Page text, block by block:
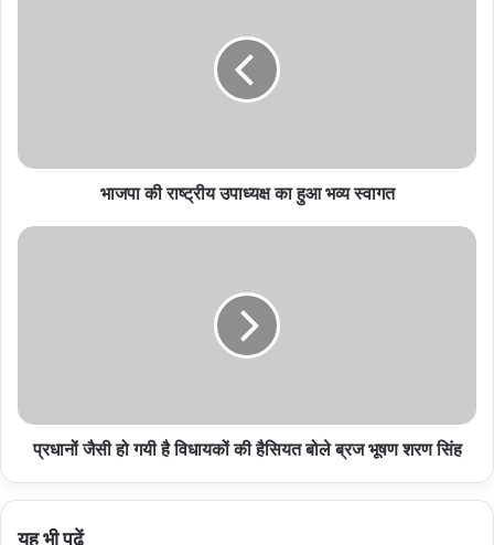
भाजपा की राष्ट्रीय उपाध्यक्ष का हुआ भव्य स्वागत
प्रधानों
बोले
ब्रजप्रधानों जैसी हो गयी है विधायकों की हैसियत बोले ब्रज भूषण शरण सिंह
यह भी पढ़ें